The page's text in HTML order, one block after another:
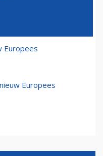
voor uitweg
Europees
Europees